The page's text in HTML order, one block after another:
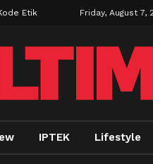
Etik Friday, August 7,
IPTEK Lifestyle